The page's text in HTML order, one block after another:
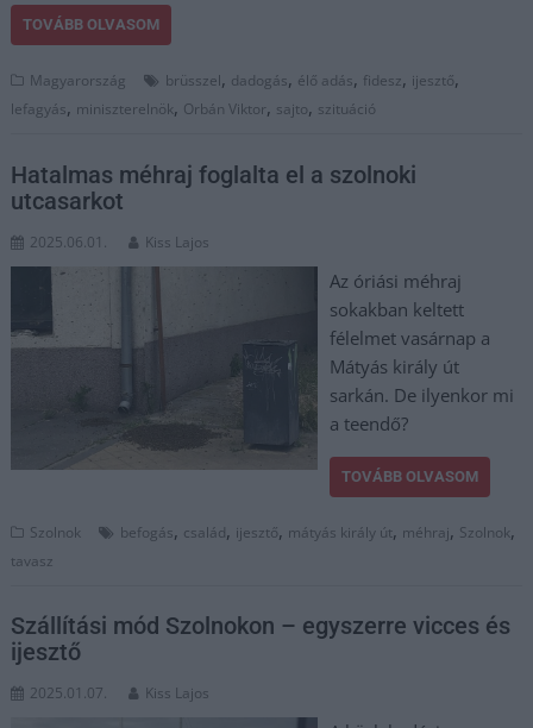
TOVÁBB OLVASOM
Magyarország brüsszel, dadogás, élő adás, fidesz, ijesztő,
lefagyás, miniszterelnök, Orbán Viktor, sajto, szituáció
Hatalmas méhraj foglalta el a szolnoki
utcasarkot
2025.06.01. Kiss Lajos
Az óriási méhraj
sokakban keltett
félelmet vasárnap a
Mátyás király út
sarkán. De ilyenkor mi
a teendő?
TOVÁBB OLVASOM
Szolnok befogás, család, ijesztő, mátyás király út, méhraj, Szolnok,
tavasz
Szállítási mód Szolnokon – egyszerre vicces és
ijesztő
2025.01.07. Kiss Lajos